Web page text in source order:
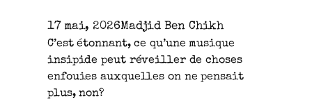
17 mai, 2026Madjid Ben Chikh
C’est étonnant, ce qu’une musique
insipide peut réveiller de choses
enfouies auxquelles on ne pensait
plus, non?